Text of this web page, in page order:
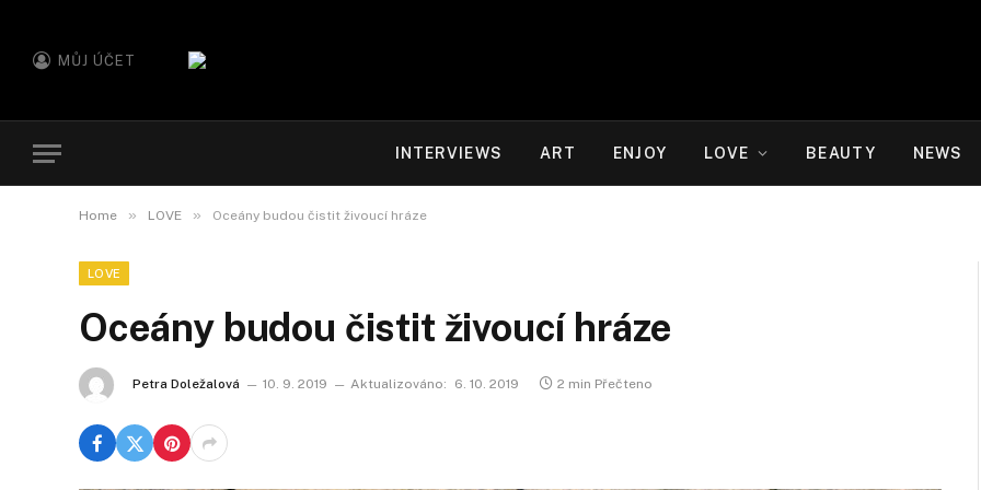
MŮJ ÚČET
INTERVIEWS ART ENJOY LOVE BEAUTY NEWS
Home » LOVE » Oceány budou čistit živoucí hráze
LOVE
Oceány budou čistit živoucí hráze
Petra Doležalová 10. 9. 2019 Aktualizováno: 6. 10. 2019 2 min Přečteno